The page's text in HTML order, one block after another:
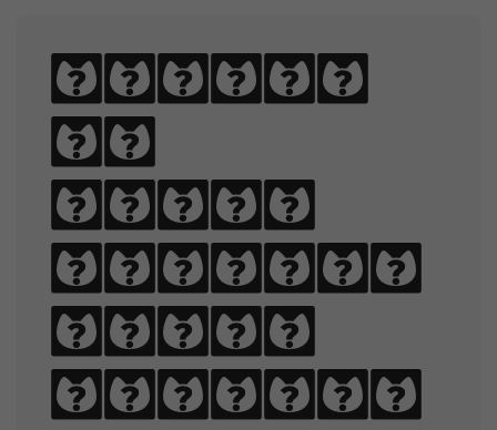
Sphinx
of
black
quartz,
judge
my vow.